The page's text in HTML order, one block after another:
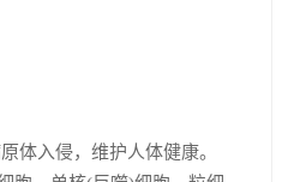
入侵，维护人体健康。